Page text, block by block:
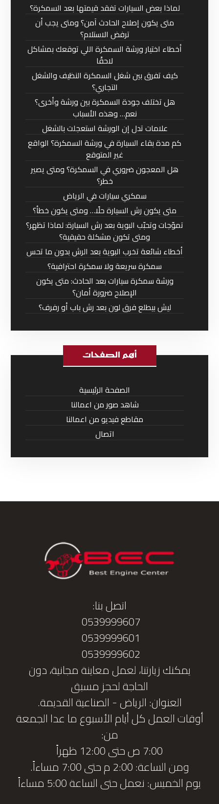
لماذا بعض السيارات تفقد قيمتها بعد السمكرة؟
متى يكون إصلاح الحادث آمن؟ ومتى يجب أن
ترفض الاستلام؟
أخطاء اختيار ورشة السمكرة اللي توقعك بمشاكل
لاحقًا
كيف تفرق بين شغل السمكرة النظيف والشغل
التجاري؟
هل تختلف جودة السمكرة بين ورشة وأخرى؟
نعم… وهذه الأسباب
علامات تدل إن الورشة استعجلت بالشغل
كم مدة بقاء السيارة في ورشة السمكرة؟ الواقع
غير المتوقع
هل المعجون ضروري في السمكرة؟ ومتى يصير
خطر؟
سمكري سيارات في الرياض
متى يكون رش السيارة حلًا… ومتى يكون خطأ؟
تموّجات وتحبّب البوية بعد رش السيارة: لماذا تظهر؟
ومتى تكون مشكلة حقيقية؟
أخطاء شائعة تخرب البوية بعد الرش بدون ما تحس
سمكرة سريعة ولا سمكرة احترافية؟
ورشة سمكرة سيارات بعد الحادث: متى يكون
الإصلاح ضرورة أمان؟
ليش بيطلع فرق لون بعد رش باب أو رفرف؟
أهم الصفحات
الصفحة الرئيسية
شاهد صور من اعمالنا
مقاطع فيديو من اعمالنا
اتصال
اتصل بنا:
0539999607
0539999601
0539999602
يمكنك زيارتنا، لعمل معاينة مجانية، دون
الحاجة لحجز مسبق
العنوان: الرياض - الصناعية القديمة.
أوقات العمل كل أيام الأسبوع ما عدا الجمعة
من:
7:00 ص حتى 12:00 ظهراً
ومن الساعة: 2:00 م حتى 7:00 مساءاً.
يوم الخميس: نعمل حتى الساعة 5:00 مساءاً